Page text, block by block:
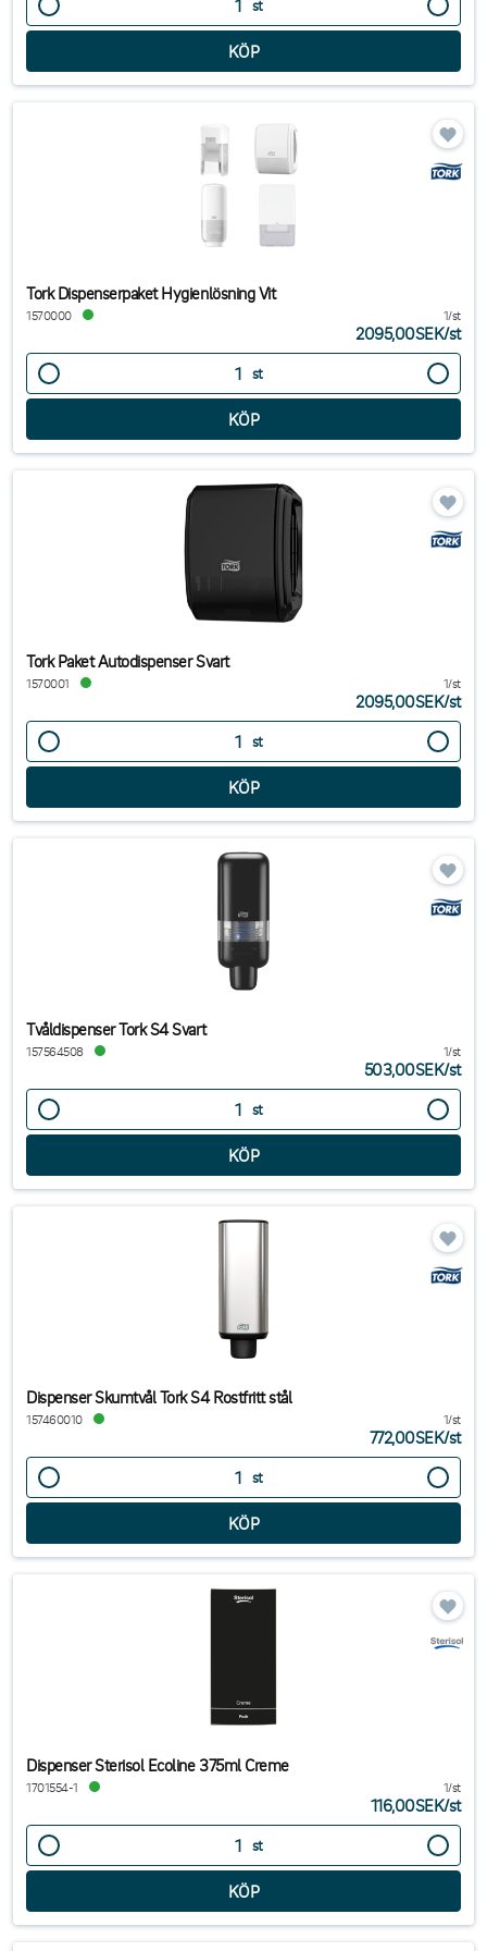
Beställ tvåldispensers online hos Tingstad – hög kvalitet, snabb
leverans och lösningar som passar alla verksamheter.
st
Tork Dispenserpaket Hygienlösning Vit
1570000 1/st
2095,00SEK/st
st
Tork Paket Autodispenser Svart
1570001 1/st
2095,00SEK/st
st
Tvåldispenser Tork S4 Svart
157564508 1/st
503,00SEK/st
st
Dispenser Skumtvål Tork S4 Rostfritt stål
157460010 1/st
772,00SEK/st
st
Dispenser Sterisol Ecoline 375ml Creme
1701554-1 1/st
116,00SEK/st
st